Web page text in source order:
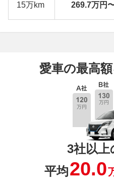
15万km 269.7万円
愛車の最高
3社以上
平均20.0